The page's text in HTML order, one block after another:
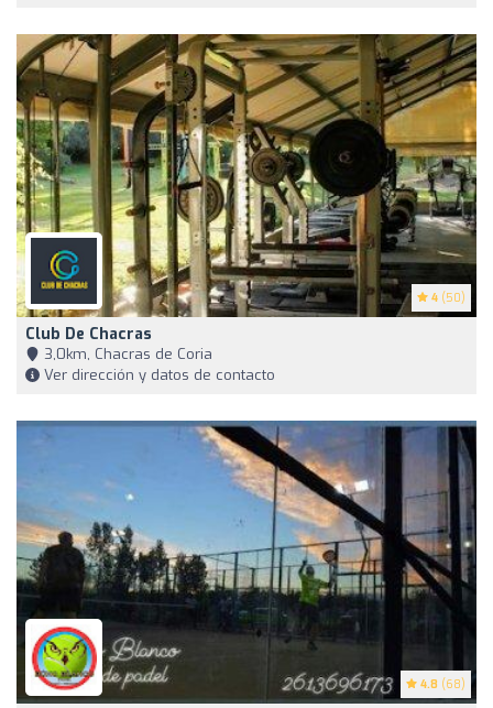
4 (50)
Club De Chacras
3,0km, Chacras de Coria
Ver dirección y datos de contacto
4.8 (68)